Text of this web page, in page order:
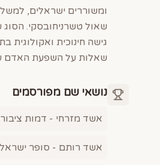
ומשוררים ישראלים,
שאול טשרניחובסקי.
גישה חינוכית ואקולוגית
שאלות על השפעת האדם
נושאי שם מפורסמים
אשד מזרחי - דמות
אשד רותם - סופר